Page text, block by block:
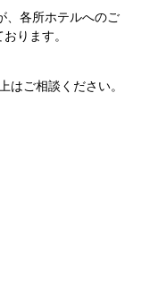
、各所ホテルへのご
ります。
はご相談ください。